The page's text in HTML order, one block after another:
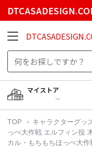
マイストア
TOP キャラクターグッ
っぺ大作戦 エルフィン役
カル・もちもちほっぺ大